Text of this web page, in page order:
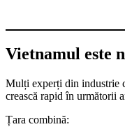
Vietnamul este
Mulți experți din industrie
crească rapid în următorii
Țara combină: